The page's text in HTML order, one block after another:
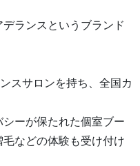
ランスというブランド
スサロンを持ち、全国カ
ーが保たれた個室ブー
などの体験も受け付け